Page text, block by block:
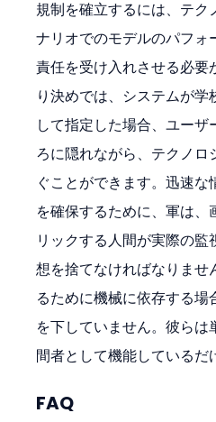
規制を確立するには、テク
ナリオでのモデルのパフォ
責任を受け入れさせる必要
り決めでは、システムが学
して指定した場合、ユー
ろに隠れながら、テクノ
ぐことができます。迅速
を確保するために、軍は、
リックする人間が実際の
想を捨てなければなりませ
るために機械に依存する場
を下していません。彼らは
間者として機能しているだ
FAQ